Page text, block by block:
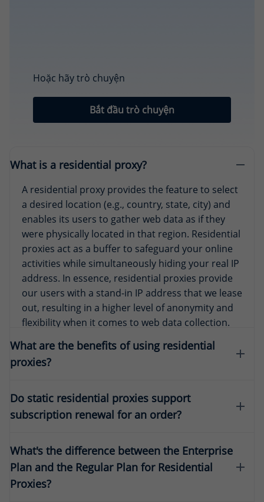
Hoặc hãy trò chuyện
Bắt đầu trò chuyện
What is a residential proxy?
A residential proxy provides the feature to select
a desired location (e.g., country, state, city) and
enables its users to gather web data as if they
were physically located in that region. Residential
proxies act as a buffer to safeguard your online
activities while simultaneously hiding your real IP
address. In essence, residential proxies provide
our users with a stand-in IP address that we lease
out, resulting in a higher level of anonymity and
flexibility when it comes to web data collection.
What are the benefits of using residential
proxies?
location, therefore, they appear more genuine and
legitimate, helping you minimize the number of IP
proxies cover more geographic locations, so you can
easily access geo-specific content at a country or city
Do static residential proxies support
subscription renewal for an order?
before its expiration, and thus keep the same IP
address. A new duration from your plan level is
added to the existing expiration date. For example, if
What's the difference between the Enterprise
Plan and the Regular Plan for Residential
Proxies?